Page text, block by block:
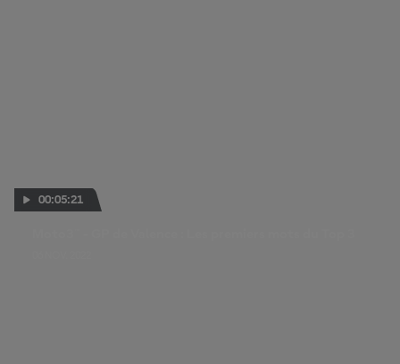
00:05:21